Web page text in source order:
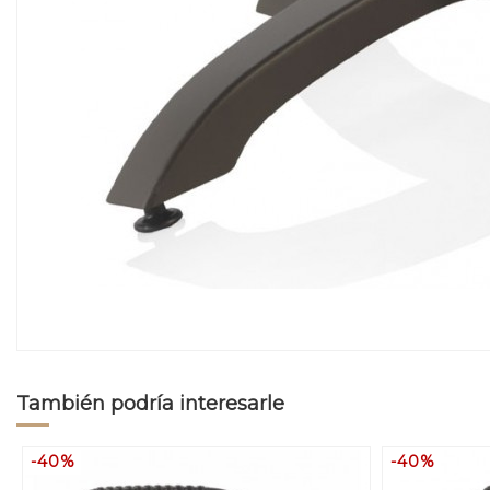
También podría interesarle
-40% -40%